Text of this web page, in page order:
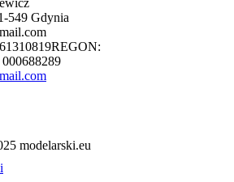
549 Gdynia
REGON:
000688289
modelarski.eu